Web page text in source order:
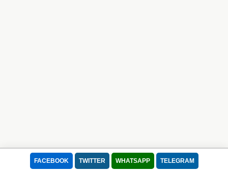
Aceptar todo Rechazar
FACEBOOK TWITTER WHATSAPP TELEGRAM